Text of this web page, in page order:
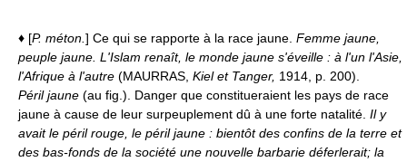
♦ [P. méton. ] Ce qui se rapporte à la race jaune. Femme jaune,
peuple jaune. L'Islam renaît, le monde jaune s'éveille : à l'un l'Asie,
l'Afrique à l'autre (MAURRAS, Kiel et Tanger, 1914, p. 200).
Péril jaune (au fig.). Danger que constitueraient les pays de race
jaune à cause de leur surpeuplement dû à une forte natalité. Il y
avait le péril rouge, le péril jaune : bientôt des confins de la terre et
des bas-fonds de la société une nouvelle barbarie déferlerait; la